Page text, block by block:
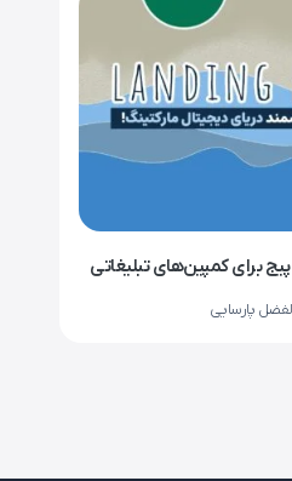
برای کمپین‌های تبلیغاتی
پارسایی